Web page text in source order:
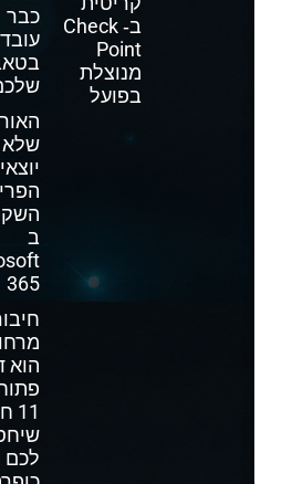
ב‑ Check
Point
מנוצלת
בפועל
כבר
שלא
ב
365
הוא
לכם